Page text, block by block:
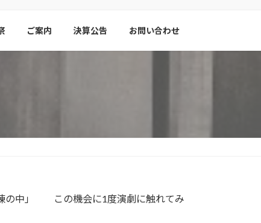
ご案内 決算公告 お問い合わせ
の中」 この機会に1度演劇に触れてみ